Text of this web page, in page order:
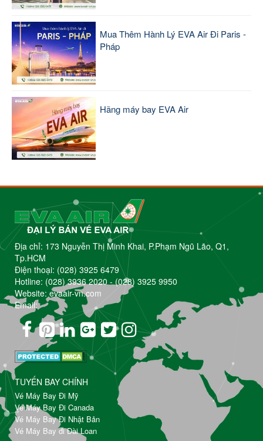
Mua Thêm Hành Lý EVA Air Đi Paris -
Pháp
Hãng máy bay EVA Air
Địa chỉ: 173 Nguyễn Thị Minh Khai, P.Phạm Ngũ Lão, Q1,
Tp.HCM
Điện thoại: (028) 3925 6479
Hotline: (028) 3936 2020-(028) 3925 9950
Website: evaair-vn.com
Email:
TUYẾN BAY CHÍNH
Vé Máy Bay Đi Mỹ
Vé Máy Bay Đi Canada
Vé Máy Bay Đi Nhật Bản
Vé Máy Bay đi Đài Loan